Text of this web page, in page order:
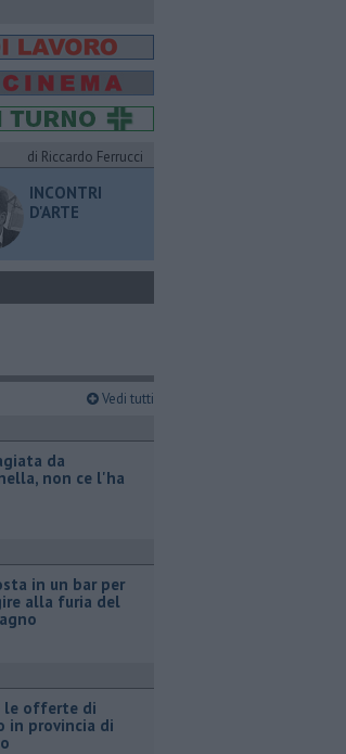
di Riccardo Ferrucci
INCONTRI
D'ARTE
Vedi tutti
da
non ce l'ha
in un bar per
alla furia del
le offerte di
in provincia di